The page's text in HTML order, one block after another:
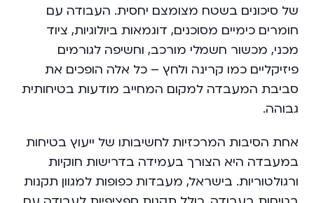
t
i
v
e
:
של סיכונים בשטח מצומצם יחסית. העבודה עם
חומרים כימיים מסוכנים, דוגמאות ביולוגיות, ציוד
מכני, מכשור חשמלי מורכב, וחשיפה לגורמים
פיזיקליים כמו קרינה ולחץ – כל אלה הופכים את
סביבת המעבדה למקום המחייב מודעות בטיחותית
גבוהה.
אחת הסיבות המרכזיות לחשיבותו של ייעוץ בטיחות
במעבדה היא הצורך בעמידה בדרישות חוקיות
ורגולטוריות. בישראל, מעבדות כפופות למגוון תקנות